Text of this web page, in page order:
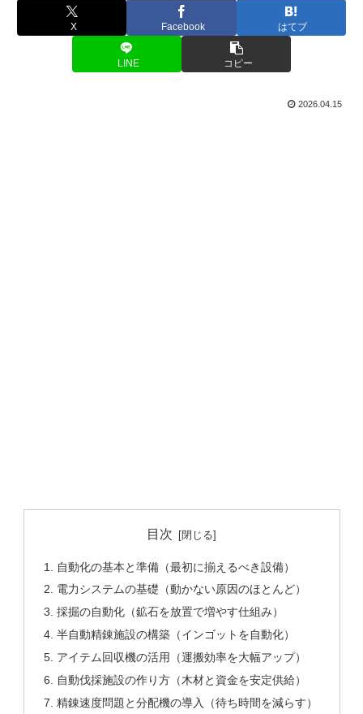
X Facebook はてブ
LINE コピー
2026.04.15
目次
自動化の基本と準備（最初に揃えるべき設備）
電力システムの基礎（動かない原因のほとんど）
採掘の自動化（鉱石を放置で増やす仕組み）
半自動精錬施設の構築（インゴットを自動化）
アイテム回収機の活用（運搬効率を大幅アップ）
自動伐採施設の作り方（木材と資金を安定供給）
精錬速度問題と分配機の導入（待ち時間を減らす）